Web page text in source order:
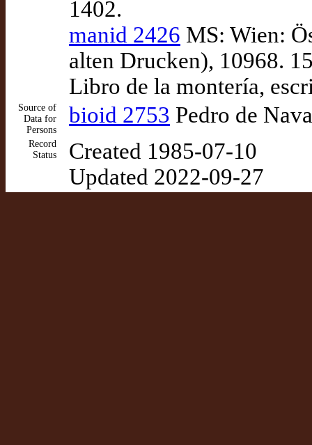
1402.
manid 2426 MS: Wien:
alten Drucken), 10968.
Libro de la montería,
Source of
Data for
Persons
bioid 2753 Pedro de
Record
Status
Created 1985-07-10
Updated 2022-09-27